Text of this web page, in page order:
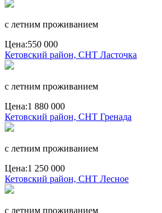
с летним проживанием
Цена:550 000
Кетовский район, СНТ Ласточка
с летним проживанием
Цена:1 880 000
Кетовский район, СНТ Гренада
с летним проживанием
Цена:1 250 000
Кетовский район, СНТ Лесное
с летним проживанием